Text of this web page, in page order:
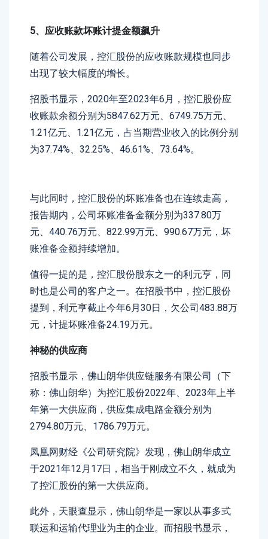
5、应收账款坏账计提金额飙升
随着公司发展，控汇股份的应收账款规模也同步
出现了较大幅度的增长。
招股书显示，2020年至2023年6月，控汇股份应
收账款余额分别为5847.62万元、6749.75万元、
1.21亿元、1.21亿元，占当期营业收入的比例分别
为37.74%、32.25%、46.61%、73.64%。
与此同时，控汇股份的坏账准备也在连续走高，
报告期内，公司坏账准备金额分别为337.80万
元、440.76万元、822.99万元、990.67万元，坏
账准备金额持续增加。
值得一提的是，控汇股份股东之一的利元亨，同
时也是公司的客户之一。在招股书中，控汇股份
提到，利元亨截止今年6月30日，欠公司483.88万
元，计提坏账准备24.19万元。
神秘的供应商
招股书显示，佛山朗华供应链服务有限公司（下
称：佛山朗华）为控汇股份2022年、2023年上半
年第一大供应商，供应集成电路金额分别为
2794.80万元、1786.79万元。
凤凰网财经《公司研究院》发现，佛山朗华成立
于2021年12月17日，相当于刚成立不久，就成为
了控汇股份的第一大供应商。
此外，天眼查显示，佛山朗华是一家以从事多式
联运和运输代理业为主的企业。而招股书显示，